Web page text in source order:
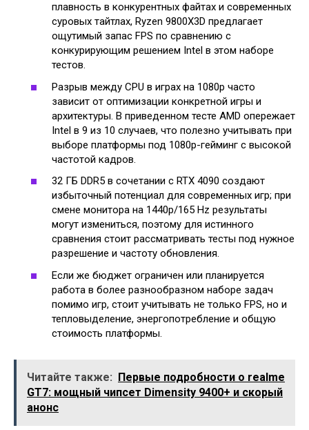
плавность в конкурентных файтах и современных
суровых тайтлах, Ryzen 9800X3D предлагает
ощутимый запас FPS по сравнению с
конкурирующим решением Intel в этом наборе
тестов.
Разрыв между CPU в играх на 1080p часто
зависит от оптимизации конкретной игры и
архитектуры. В приведенном тесте AMD опережает
Intel в 9 из 10 случаев, что полезно учитывать при
выборе платформы под 1080p-гейминг с высокой
частотой кадров.
32 ГБ DDR5 в сочетании с RTX 4090 создают
избыточный потенциал для современных игр; при
смене монитора на 1440p/165 Hz результаты
могут измениться, поэтому для истинного
сравнения стоит рассматривать тесты под нужное
разрешение и частоту обновления.
Если же бюджет ограничен или планируется
работа в более разнообразном наборе задач
помимо игр, стоит учитывать не только FPS, но и
тепловыделение, энергопотребление и общую
стоимость платформы.
Читайте также: Первые подробности о realme
GT7: мощный чипсет Dimensity 9400+ и скорый
анонс